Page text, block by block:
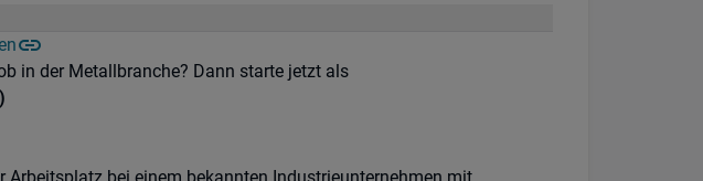
in der Metallbranche? Dann starte jetzt als